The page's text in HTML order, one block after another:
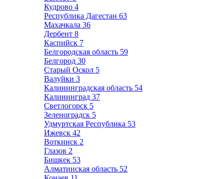
Кудрово 4
Республика Дагестан 63
Махачкала 36
Дербент 8
Каспийск 7
Белгородская область 59
Белгород 30
Старый Оскол 5
Валуйки 3
Калининградская область 54
Калининград 37
Светлогорск 5
Зеленоградск 5
Удмуртская Республика 53
Ижевск 42
Воткинск 2
Глазов 2
Бишкек 53
Алматинская область 52